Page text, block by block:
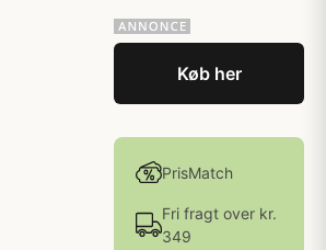
Køb her
PrisMatch
Fri fragt over kr.
349